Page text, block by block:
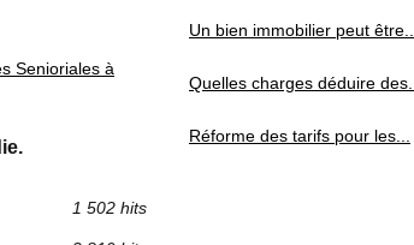
Senioriales à
1 502 hits
Un bien immobilier peut être...
Quelles charges déduire des...
Réforme des tarifs pour les...